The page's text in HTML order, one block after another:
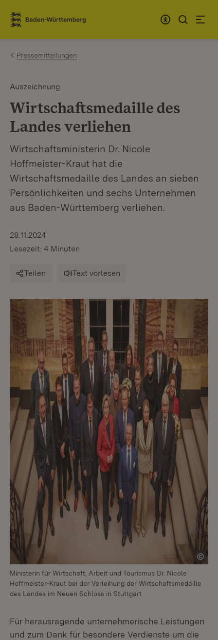
Zum Inhalt springen
Link zur Startseite
Pressemitteilungen
Auszeichnung
Wirtschaftsmedaille des
Landes verliehen
Wirtschaftsministerin Dr. Nicole
Hoffmeister-Kraut hat die
Wirtschaftsmedaille des Landes an sieben
Persönlichkeiten und sechs Unternehmen
aus Baden-Württemberg verliehen.
28.11.2024
Lesezeit: 4 Minuten
Teilen Text vorlesen
Ministerin für Wirtschaft, Arbeit und Tourismus Dr. Nicole
Hoffmeister-Kraut bei der Verleihung der Wirtschaftsmedaille
des Landes im Neuen Schloss in Stuttgart
Für herausragende unternehmerische Leistungen
und zum Dank für besondere Verdienste um die